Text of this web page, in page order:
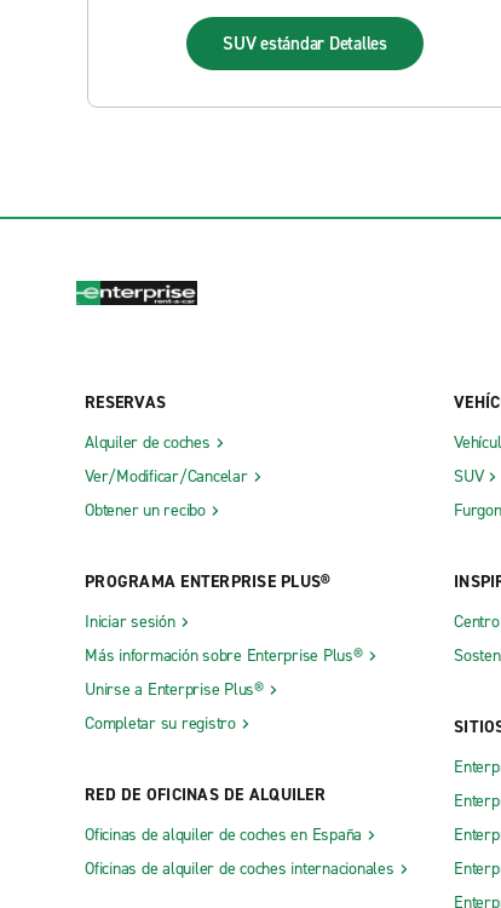
SUV estándar Detalles
RESERVAS
Alquiler de coches
Ver/Modificar/Cancelar
Obtener un recibo
PROGRAMA ENTERPRISE PLUS®
Iniciar sesión
Más información sobre Enterprise Plus®
Unirse a Enterprise Plus®
Completar su registro
RED DE OFICINAS DE ALQUILER
Oficinas de alquiler de coches en España
Oficinas de alquiler de coches internacionales
SUV